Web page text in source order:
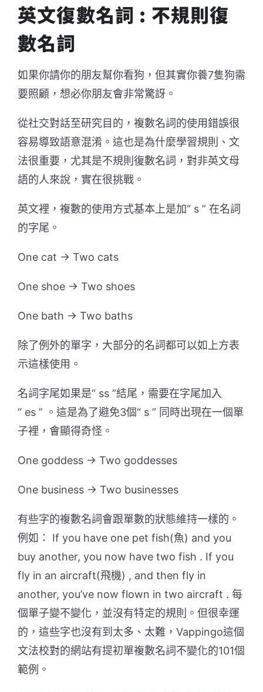
英文復數名詞 : 不規則復
數名詞
如果你請你的朋友幫你看狗，但其實你養7隻狗需
要照顧，想必你朋友會非常驚訝。
從社交對話至研究目的，複數名詞的使用錯誤很
容易導致語意混淆。這也是為什麼學習規則、文
法很重要，尤其是不規則復數名詞，對非英文母
語的人來說，實在很挑戰。
英文裡，複數的使用方式基本上是加“ s ” 在名詞
的字尾。
One cat → Two cats
One shoe → Two shoes
One bath → Two baths
除了例外的單字，大部分的名詞都可以如上方表
示這樣使用。
名詞字尾如果是“ ss ”結尾，需要在字尾加入
“ es ” 。這是為了避免3個“ s ” 同時出現在一個單
子裡，會顯得奇怪。
One goddess → Two goddesses
One business → Two businesses
有些字的複數名詞會跟單數的狀態維持一樣的 。
例如： If you have one pet fish(魚) and you
buy another, you now have two fish . If you
fly in an aircraft(飛機) , and then fly in
another, you’ve now flown in two aircraft . 每
個單子變不變化，並沒有特定的規則。但很幸運
的，這些字也沒有到太多、太難，Vappingo這個
文法校對的網站有提初單複數名詞不變化的101個
範例。